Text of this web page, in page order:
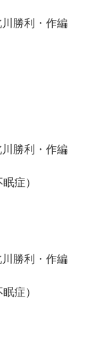
勝利・作編
勝利・作編
症）
勝利・作編
症）